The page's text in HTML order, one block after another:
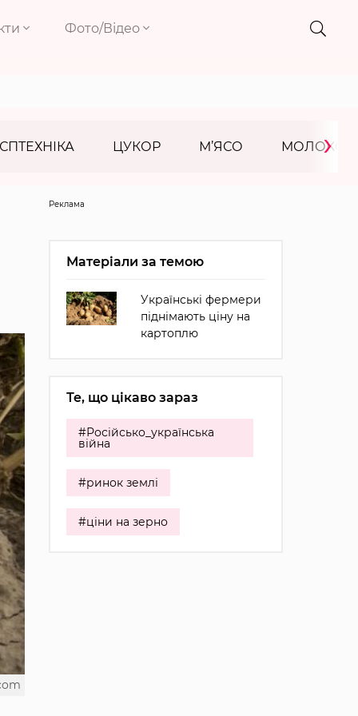
Фото/Відео
ЦУКОР М’ЯСО МОЛОКО
›
Реклама
Матеріали за темою
Українські фермери
піднімають ціну на
картоплю
Те, що цікаво зараз
#Російсько_українська
війна
#ринок землі
#ціни на зерно